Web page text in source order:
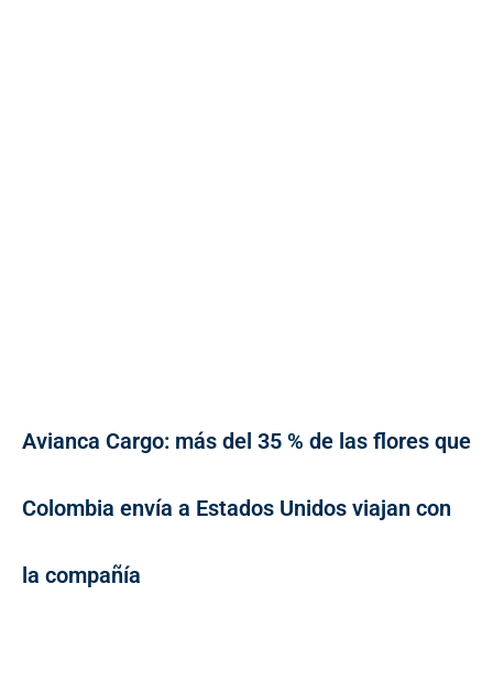
Avianca Cargo: más del 35 % de las flores que
Colombia envía a Estados Unidos viajan con
la compañía